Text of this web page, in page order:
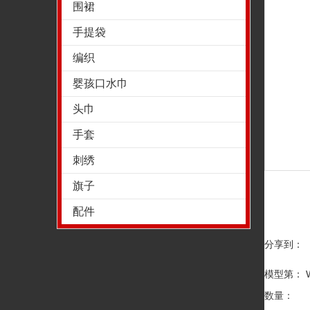
围裙
手提袋
编织
婴孩口水巾
头巾
手套
刺绣
旗子
配件
分享到：
模型第：
数量：